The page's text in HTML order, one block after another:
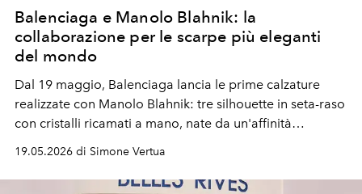
Balenciaga e Manolo Blahnik: la
collaborazione per le scarpe più eleganti
del mondo
Dal 19 maggio, Balenciaga lancia le prime calzature
realizzate con Manolo Blahnik: tre silhouette in seta-raso
con cristalli ricamati a mano, nate da un'affinità
personale tra Pierpaolo Piccioli e il maestro calzolaio
19.05.2026 di Simone Vertua